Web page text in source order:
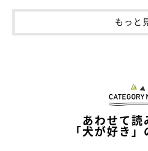
また、チロくんは少し前に散歩デ
んは先輩犬にも果敢に“クンクン”
蓋（グレーチング）を抱っこせず
もっと
あわせて読
「犬が好き